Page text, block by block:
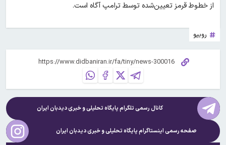
از خطوط قرمز تعیین‌شده توسط ترامپ آگاه است.
روبیو
کانال رسمی تلگرام پایگاه تحلیلی و خبریدیدبان ایران
صفحه رسمی اینستاگرام پایگاه تحلیلی و خبریدیدبان ایران